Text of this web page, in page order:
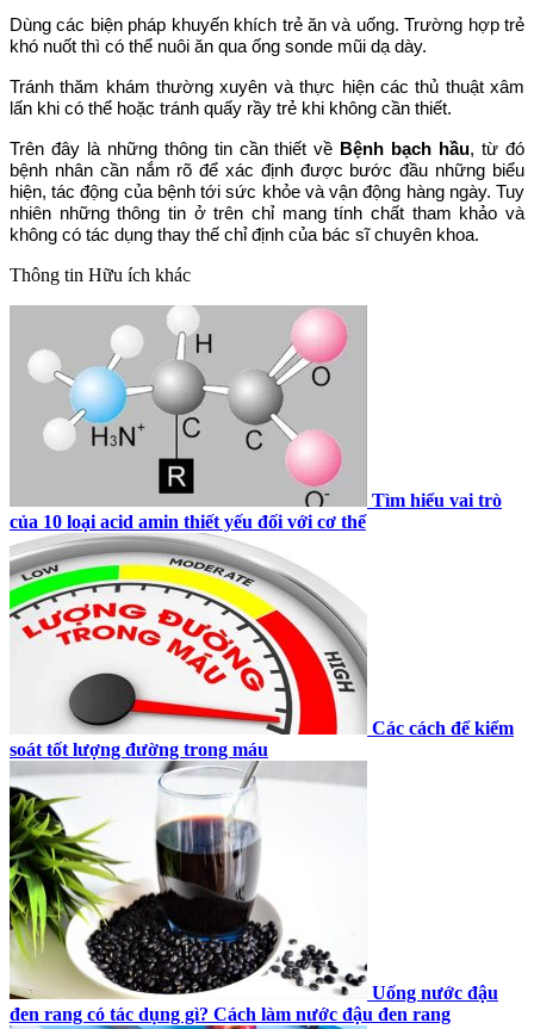
Dùng các biện pháp khuyến khích trẻ ăn và uống. Trường hợp trẻ
khó nuốt thì có thể nuôi ăn qua ống sonde mũi dạ dày.
Tránh thăm khám thường xuyên và thực hiện các thủ thuật xâm
lấn khi có thể hoặc tránh quấy rầy trẻ khi không cần thiết.
Trên đây là những thông tin cần thiết về Bệnh bạch hầu, từ đó
bệnh nhân cần nắm rõ để xác định được bước đầu những biểu
hiện, tác động của bệnh tới sức khỏe và vận động hàng ngày. Tuy
nhiên những thông tin ở trên chỉ mang tính chất tham khảo và
không có tác dụng thay thế chỉ định của bác sĩ chuyên khoa.
Thông tin Hữu ích khác
Tìm hiểu vai trò
của 10 loại acid amin thiết yếu đối với cơ thể
Các cách để kiểm
soát tốt lượng đường trong máu
Uống nước đậu
đen rang có tác dụng gì? Cách làm nước đậu đen rang